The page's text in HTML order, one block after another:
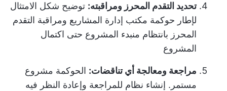
تحديد التقدم المحرز ومراقبته: توضيح شكل الامتثال
لإطار حوكمة مكتب إدارة المشاريع ومراقبة التقدم
المحرز بانتظام منبدء المشروع حتى اكتمال
المشروع
مراجعة ومعالجة أي تناقضات: الحوكمة مشروع
مستمر. إنشاء نظام للمراجعة وإعادة النظر فيه